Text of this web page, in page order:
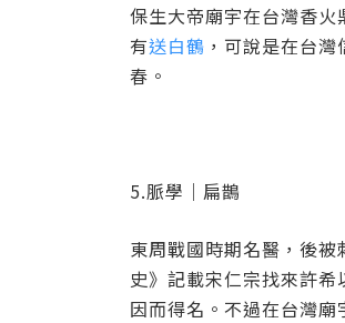
保生大帝廟宇在台灣香
有送白鶴 ，可說是在台
春。
5.脈學｜扁鵲
東周戰國時期名醫，後
史》記載宋仁宗找來許
因而得名。不過在台灣廟